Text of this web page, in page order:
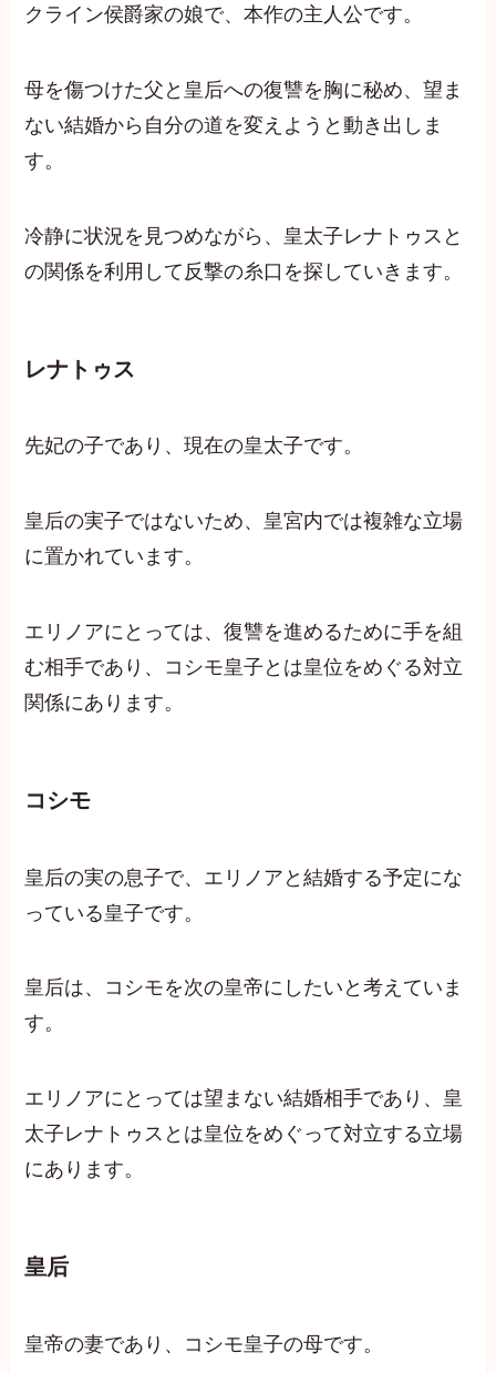
クライン侯爵家の娘で、本作の主人公です。
母を傷つけた父と皇后への復讐を胸に秘め、望ま
ない結婚から自分の道を変えようと動き出しま
す。
冷静に状況を見つめながら、皇太子レナトゥスと
の関係を利用して反撃の糸口を探していきます。
レナトゥス
先妃の子であり、現在の皇太子です。
皇后の実子ではないため、皇宮内では複雑な立場
に置かれています。
エリノアにとっては、復讐を進めるために手を組
む相手であり、コシモ皇子とは皇位をめぐる対立
関係にあります。
コシモ
皇后の実の息子で、エリノアと結婚する予定にな
っている皇子です。
皇后は、コシモを次の皇帝にしたいと考えていま
す。
エリノアにとっては望まない結婚相手であり、皇
太子レナトゥスとは皇位をめぐって対立する立場
にあります。
皇后
皇帝の妻であり、コシモ皇子の母です。